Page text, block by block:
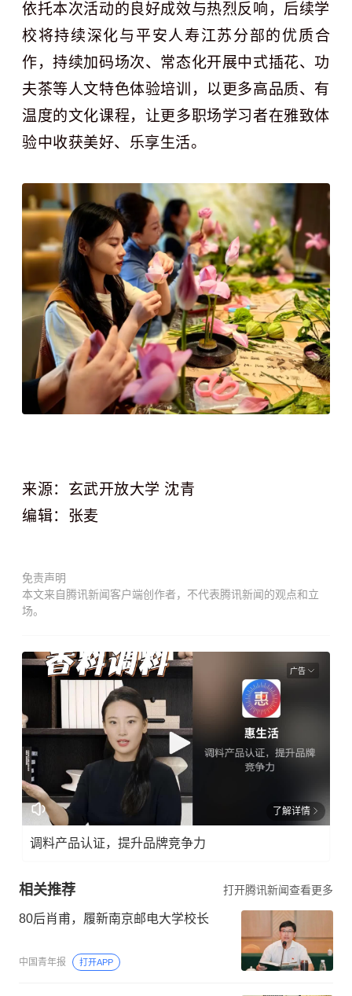
依托本次活动的良好成效与热烈反响，后续学
校将持续深化与平安人寿江苏分部的优质合
作，持续加码场次、常态化开展中式插花、功
夫茶等人文特色体验培训，以更多高品质、有
温度的文化课程，让更多职场学习者在雅致体
验中收获美好、乐享生活。
来源：玄武开放大学 沈青
编辑：张麦
免责声明
本文来自腾讯新闻客户端创作者，不代表腾讯新闻的观点和立
场。
广告
了解详情
调料产品认证，提升品牌竞争力
相关推荐 打开腾讯新闻查看更多
80后肖甫，履新南京邮电大学校长
中国青年报 打开APP